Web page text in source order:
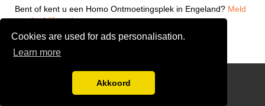
Cookies are used for ads personalisation.
Learn more
Akkoord
Bent of kent u een Homo Ontmoetingsplek in Engeland? Meld
een bedrijf gratis aan